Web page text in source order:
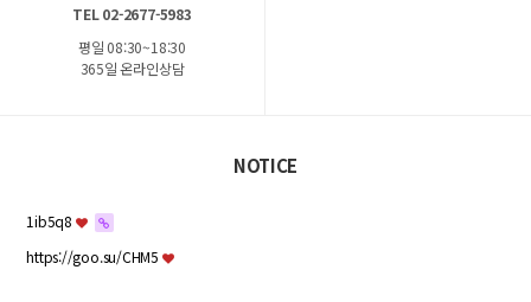
TEL 02-2677-5983
평일 08:30~18:30
365일 온라인상담
NOTICE
1ib5q8
https://goo.su/CHM5